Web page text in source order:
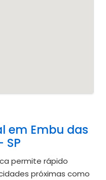
em Embu das
SP
permite rápido
próximas como